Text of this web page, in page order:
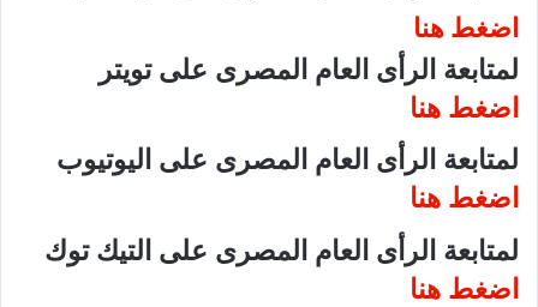
اضغط هنا
لمتابعة الرأى العام المصرى على تويتر
اضغط هنا
لمتابعة الرأى العام المصرى على اليوتيوب
اضغط هنا
لمتابعة الرأى العام المصرى على التيك توك
اضغط هنا